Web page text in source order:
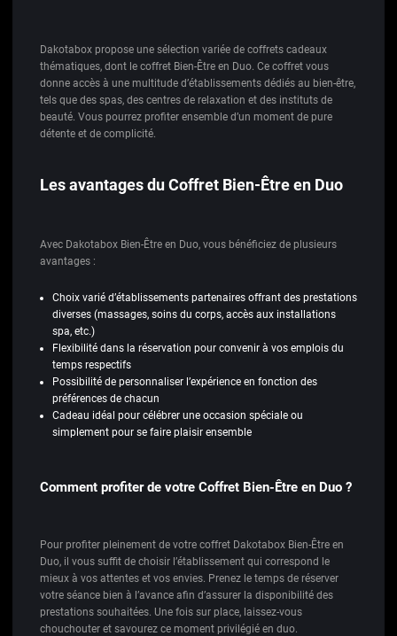
Dakotabox propose une sélection variée de coffrets cadeaux
thématiques, dont le coffret Bien-Être en Duo. Ce coffret vous
donne accès à une multitude d’établissements dédiés au bien-être,
tels que des spas, des centres de relaxation et des instituts de
beauté. Vous pourrez profiter ensemble d’un moment de pure
détente et de complicité.
Les avantages du Coffret Bien-Être en Duo
Avec Dakotabox Bien-Être en Duo, vous bénéficiez de plusieurs
avantages :
Choix varié d’établissements partenaires offrant des prestations
diverses (massages, soins du corps, accès aux installations
spa, etc.)
Flexibilité dans la réservation pour convenir à vos emplois du
temps respectifs
Possibilité de personnaliser l’expérience en fonction des
préférences de chacun
Cadeau idéal pour célébrer une occasion spéciale ou
simplement pour se faire plaisir ensemble
Comment profiter de votre Coffret Bien-Être en Duo ?
Pour profiter pleinement de votre coffret Dakotabox Bien-Être en
Duo, il vous suffit de choisir l’établissement qui correspond le
mieux à vos attentes et vos envies. Prenez le temps de réserver
votre séance bien à l’avance afin d’assurer la disponibilité des
prestations souhaitées. Une fois sur place, laissez-vous
chouchouter et savourez ce moment privilégié en duo.